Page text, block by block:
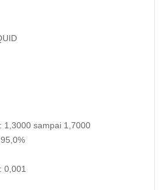
1,3000 sampai 1,7000
0,001